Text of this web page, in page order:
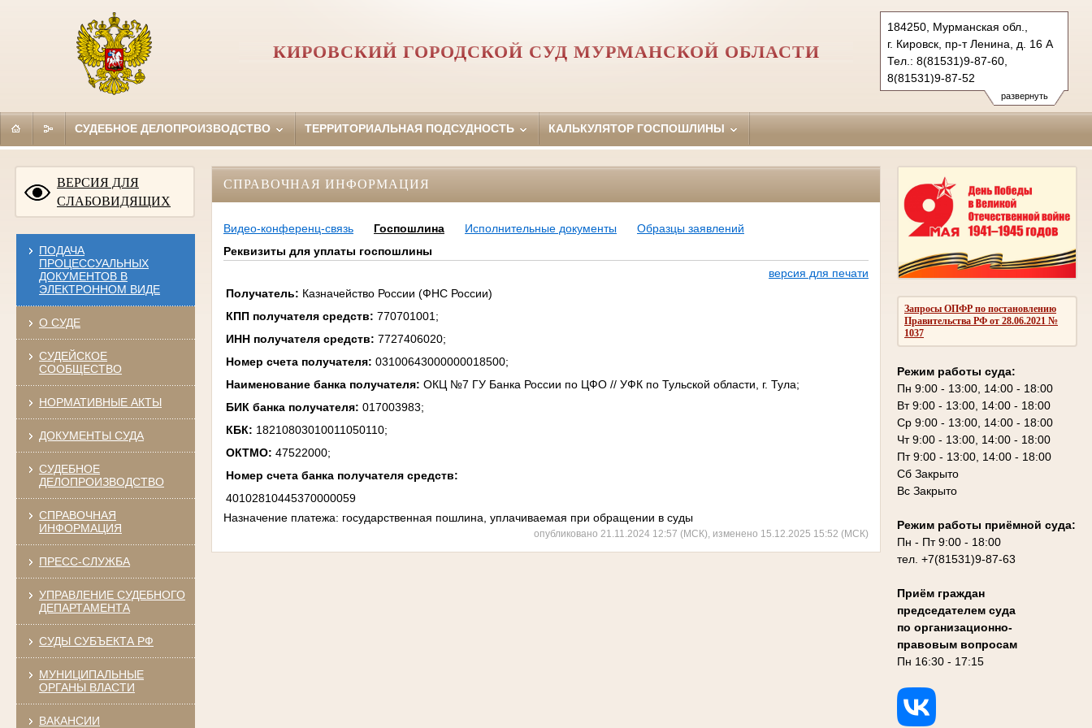
развернуть
184250, Мурманская обл.,
г. Кировск, пр-т Ленина, д. 16 А
Тел.: 8(81531)9-87-60,
8(81531)9-87-52
kir.mrm@sudrf.ru
КИРОВСКИЙ ГОРОДСКОЙ СУД МУРМАНСКОЙ ОБЛАСТИ
СУДЕБНОЕ ДЕЛОПРОИЗВОДСТВО ТЕРРИТОРИАЛЬНАЯ ПОДСУДНОСТЬ КАЛЬКУЛЯТОР ГОСПОШЛИНЫ
ВЕРСИЯ ДЛЯ
СЛАБОВИДЯЩИХ
ПОДАЧА
ПРОЦЕССУАЛЬНЫХ
ДОКУМЕНТОВ В
ЭЛЕКТРОННОМ ВИДЕ
О СУДЕ
СУДЕЙСКОЕ
СООБЩЕСТВО
НОРМАТИВНЫЕ АКТЫ
ДОКУМЕНТЫ СУДА
СУДЕБНОЕ
ДЕЛОПРОИЗВОДСТВО
СПРАВОЧНАЯ
ИНФОРМАЦИЯ
ПРЕСС-СЛУЖБА
УПРАВЛЕНИЕ СУДЕБНОГО
ДЕПАРТАМЕНТА
СУДЫ СУБЪЕКТА РФ
МУНИЦИПАЛЬНЫЕ
ОРГАНЫ ВЛАСТИ
ВАКАНСИИ
Запросы ОПФР по постановлению
Правительства РФ от 28.06.2021 №
1037
Режим работы суда:
Пн 9:00 - 13:00, 14:00 - 18:00
Вт 9:00 - 13:00, 14:00 - 18:00
Ср 9:00 - 13:00, 14:00 - 18:00
Чт 9:00 - 13:00, 14:00 - 18:00
Пт 9:00 - 13:00, 14:00 - 18:00
Сб Закрыто
Вс Закрыто
Режим работы приёмной суда:
Пн - Пт 9:00 - 18:00
тел. +7(81531)9-87-63
Приём граждан
председателем суда
по организационно-
правовым вопросам
Пн 16:30 - 17:15
СПРАВОЧНАЯ ИНФОРМАЦИЯ
Видео-конференц-связь Госпошлина Исполнительные документы
Образцы заявлений
Реквизиты для уплаты госпошлины
версия для печати
Получатель: Казначейство России (ФНС России)
КПП получателя средств:770701001;
ИНН получателя средств:7727406020;
Номер счета получателя:03100643000000018500;
Наименование банка получателя:ОКЦ №7 ГУ Банка России по ЦФО // УФК по Тульской области, г. Тула;
БИК банка получателя:017003983;
КБК: 18210803010011050110;
ОКТМО:47522000;
Номер счета банка получателя средств:
40102810445370000059
Назначение платежа: государственная пошлина, уплачиваемая при обращении в суды
опубликовано 21.11.2024 12:57 (МСК), изменено 15.12.2025 15:52 (МСК)